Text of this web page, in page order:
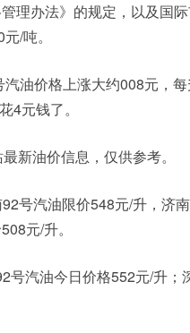
理办法》的规定，以及国
/吨。
油价格上涨大约008元，
4元钱了。
新油价信息，仅供参考。
号汽油限价548元/升，济
元/升。
号汽油今日价格552元/升；